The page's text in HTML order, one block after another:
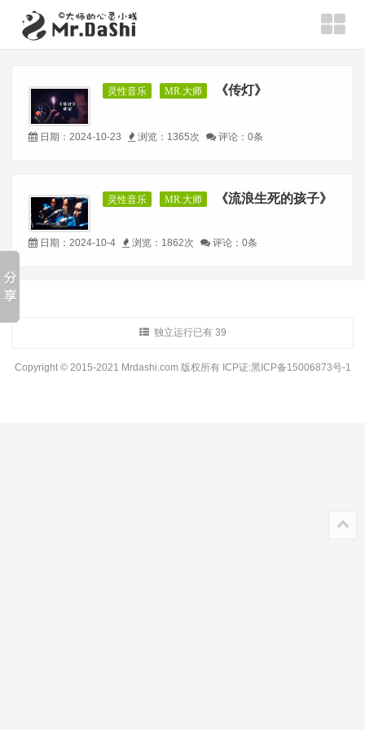
灵性音乐 MR.大师 《传灯》
日期：2024-10-23 浏览：1365次 评论：0条
灵性音乐 MR.大师 《流浪生死的孩子》
日期：2024-10-4 浏览：1862次 评论：0条
独立运行已有 399
Copyright © 2015-2021 Mrdashi.com 版权所有 ICP证:黑ICP备15006873号-1